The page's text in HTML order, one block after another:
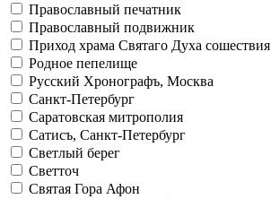
Православный печатник
Православный подвижник
Приход храма Святаго Духа сошествия
Родное пепелище
Русский Хронографъ, Москва
Санкт-Петербург
Саратовская митрополия
Сатисъ, Санкт-Петербург
Светлый берег
Светточ
Святая Гора Афон